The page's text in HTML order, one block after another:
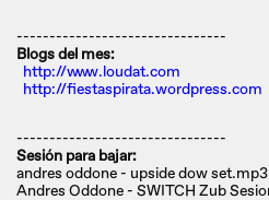
--------------------------------
Blogs del mes:
http://www.loudat.com
http://fiestaspirata.wordpress.com
--------------------------------
Sesión para bajar:
andres oddone - upside dow
Andres Oddone - SWITCH Zub